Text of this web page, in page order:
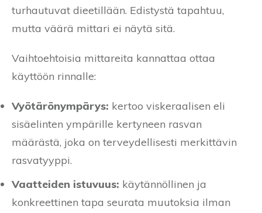
turhautuvat dieetillään. Edistystä tapahtuu,
mutta väärä mittari ei näytä sitä.
Vaihtoehtoisia mittareita kannattaa ottaa
käyttöön rinnalle:
Vyötärönympärys: kertoo viskeraalisen eli
sisäelinten ympärille kertyneen rasvan
määrästä, joka on terveydellisesti merkittävin
rasvatyyppi.
Vaatteiden istuvuus: käytännöllinen ja
konkreettinen tapa seurata muutoksia ilman